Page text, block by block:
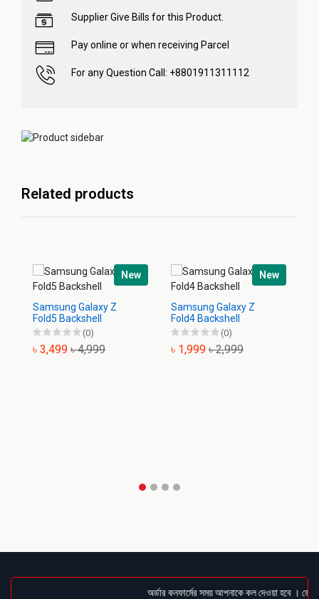
Supplier Give Bills for this Product.
Pay online or when receiving Parcel
For any Question Call: +8801911311112
Related products
New
Samsung Galaxy Z
Fold5 Backshell
(0)
৳ 3,499 ৳ 4,999
New
Samsung Galaxy Z
Fold4 Backshell
(0)
৳ 1,999 ৳ 2,999
অর্ডার কনফার্মের সময় আপনাকে কল দেওয়া হবে ।